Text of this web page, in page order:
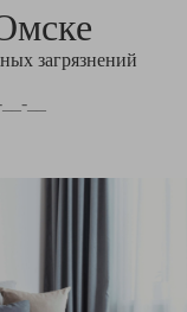
загрязнений